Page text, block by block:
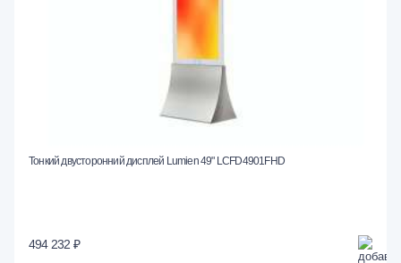
Тонкий двусторонний дисплей Lumien 49" LCFD4901FHD
494 232 ₽